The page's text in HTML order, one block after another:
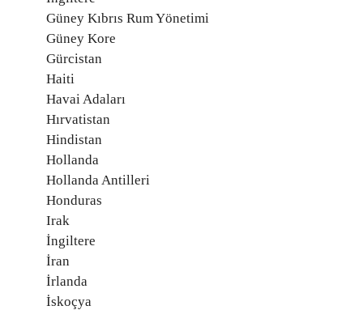
Güney Kıbrıs Rum Yönetimi
Güney Kore
Gürcistan
Haiti
Havai Adaları
Hırvatistan
Hindistan
Hollanda
Hollanda Antilleri
Honduras
Irak
İngiltere
İran
İrlanda
İskoçya